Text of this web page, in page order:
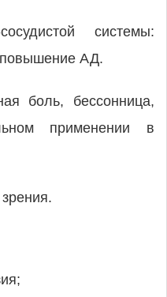
системы:
АД.
боль, бессонница,
применении в